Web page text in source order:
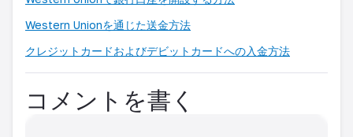
Western Unionを通じた送金方法
クレジットカードおよびデビットカードへの入金方法
コメントを書く